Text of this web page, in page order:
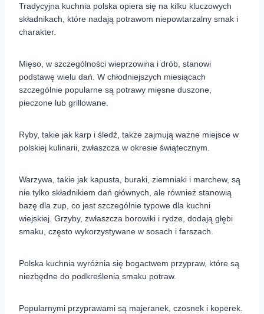
Tradycyjna kuchnia polska opiera się na kilku kluczowych
składnikach, które nadają potrawom niepowtarzalny smak i
charakter.
Mięso, w szczególności wieprzowina i drób, stanowi
podstawę wielu dań. W chłodniejszych miesiącach
szczególnie popularne są potrawy mięsne duszone,
pieczone lub grillowane.
Ryby, takie jak karp i śledź, także zajmują ważne miejsce w
polskiej kulinarii, zwłaszcza w okresie świątecznym.
Warzywa, takie jak kapusta, buraki, ziemniaki i marchew, są
nie tylko składnikiem dań głównych, ale również stanowią
bazę dla zup, co jest szczególnie typowe dla kuchni
wiejskiej. Grzyby, zwłaszcza borowiki i rydze, dodają głębi
smaku, często wykorzystywane w sosach i farszach.
Polska kuchnia wyróżnia się bogactwem przypraw, które są
niezbędne do podkreślenia smaku potraw.
Popularnymi przyprawami są majeranek, czosnek i koperek.